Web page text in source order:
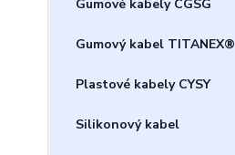
Gumové kabely CGSG
Gumový kabel TITANEX®
Plastové kabely CYSY
Silikonový kabel